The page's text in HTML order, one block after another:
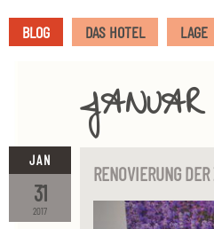
BLOG DAS HOTEL LAGE
JANUAR
2017
31
JAN
RENOVIERUNG